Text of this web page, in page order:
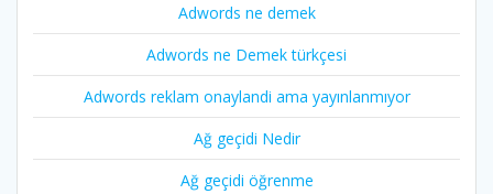
Adwords ne demek
Adwords ne Demek türkçesi
Adwords reklam onaylandi ama yayınlanmıyor
Ağ geçidi Nedir
Ağ geçidi öğrenme